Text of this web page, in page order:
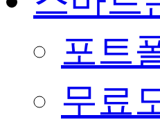
포트
무료